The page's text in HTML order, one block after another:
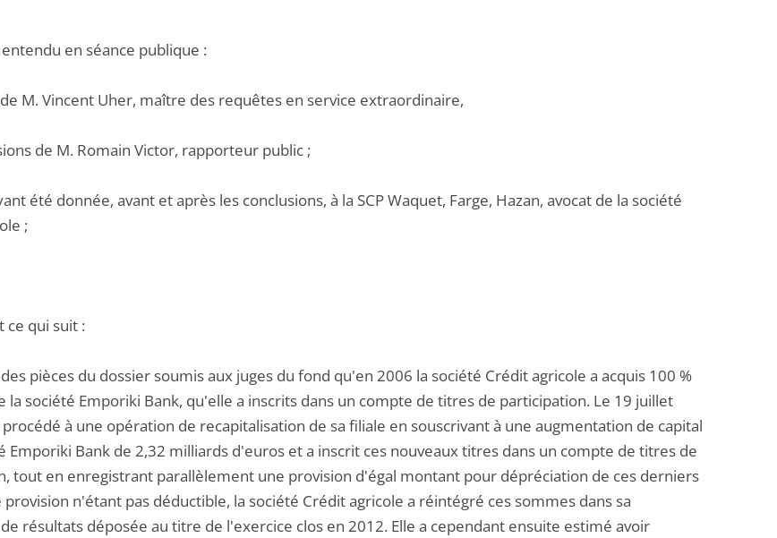
en séance publique :
M. Vincent Uher, maître des requêtes en service extraordinaire,
de M. Romain Victor, rapporteur public ;
été donnée, avant et après les conclusions, à la SCP Waquet, Farge, Hazan, avocat de la société
;
ce qui suit :
pièces du dossier soumis aux juges du fond qu'en 2006 la société Crédit agricole a acquis 100 %
la société Emporiki Bank, qu'elle a inscrits dans un compte de titres de participation. Le 19 juillet
à une opération de recapitalisation de sa filiale en souscrivant à une augmentation de capital
Emporiki Bank de 2,32 milliards d'euros et a inscrit ces nouveaux titres dans un compte de titres de
tout en enregistrant parallèlement une provision d'égal montant pour dépréciation de ces derniers
n'étant pas déductible, la société Crédit agricole a réintégré ces sommes dans sa
résultats déposée au titre de l'exercice clos en 2012. Elle a cependant ensuite estimé avoir